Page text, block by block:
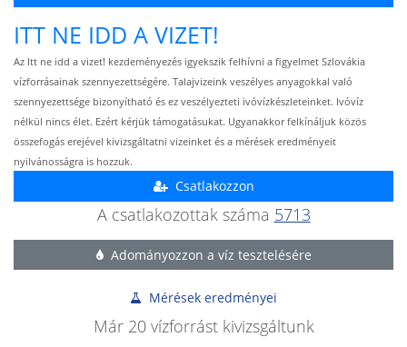
ITT NE IDD A VIZET!
Az Itt ne idd a vizet! kezdeményezés igyekszik felhívni a figyelmet Szlovákia
vízforrásainak szennyezettségére. Talajvizeink veszélyes anyagokkal való
szennyezettsége bizonyítható és ez veszélyezteti ivóvízkészleteinket. Ivóvíz
nélkül nincs élet. Ezért kérjük támogatásukat. Ugyanakkor felkínáljuk közös
összefogás erejével kivizsgáltatni vizeinket és a mérések eredményeit
nyilvánosságra is hozzuk.
Csatlakozzon
A csatlakozottak száma 5713
Adományozzon a víz tesztelésére
Mérések eredményei
Már 20 vízforrást kivizsgáltunk